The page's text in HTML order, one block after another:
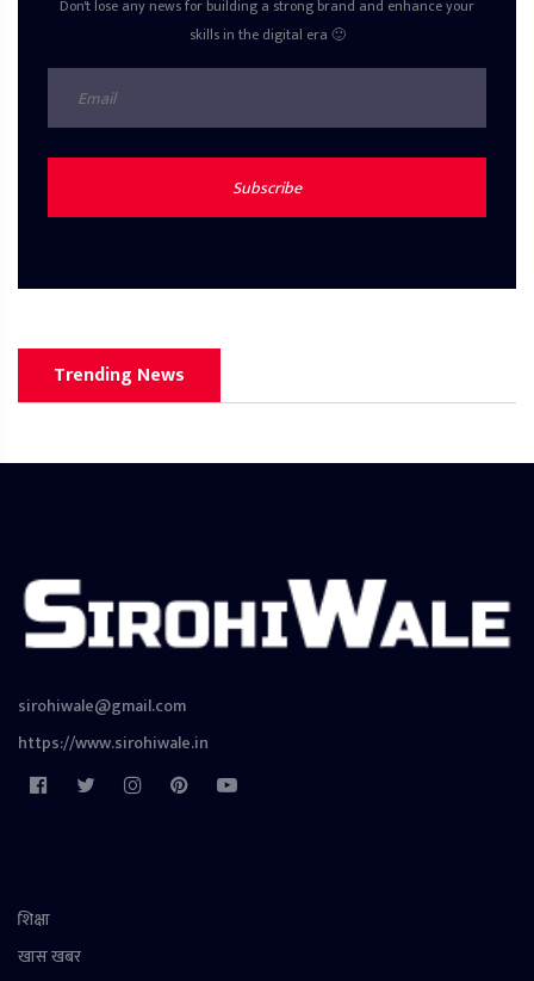
Don't lose any news for building a strong brand and enhance your
skills in the digital era 🙂
Subscribe
Trending News
sirohiwale@gmail.com
https://www.sirohiwale.in
शिक्षा
खास खबर